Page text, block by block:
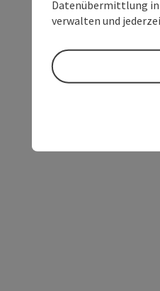
Datenübermittlung in
verwalten und